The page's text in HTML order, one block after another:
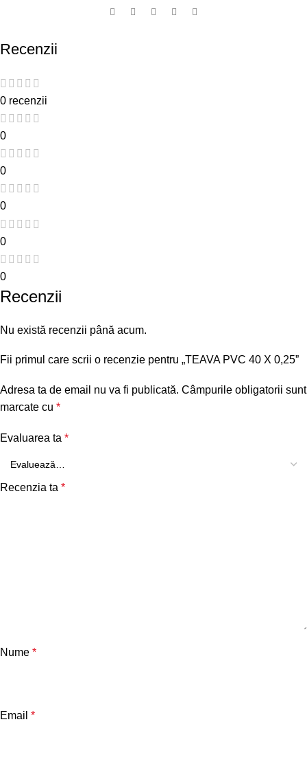
Recenzii
0 recenzii
0
0
0
0
0
Recenzii
Nu există recenzii până acum.
Fii primul care scrii o recenzie pentru „TEAVA PVC 40 X 0,25”
Adresa ta de email nu va fi publicată. Câmpurile obligatorii sunt
marcate cu *
Evaluarea ta *
Recenzia ta *
Nume *
Email *